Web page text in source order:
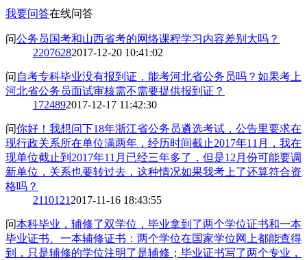
我要问答在线问答
问公务员国考和山西省考的网络课程学习内容差别大吗？
22076282017-12-20 10:41:02
问 自考专科毕业没有报到证，能考河北省公务员吗？如果考上
河北省公务员面试审核需不需要提供报到证？
1 724892017-12-17 11:42:30
问你好！我想问下18年浙江省公务员遴选考试，公告里要求在
现行政关系所在单位满两年，经历时间截止2017年11月，我在
现单位截止到2017年11月已经三年多了，但是12月份可能要调
新单位，关系也要转过去，这种情况如果我考上了还算符合资
格吗？
2110121 2017-11-16 18:43:55
问本科毕业，辅修了双学位，毕业拿到了两个学位证书和一本
毕业证书、一本辅修证书：两个学位在国家学位网上都能查得
到，只是辅修的学位注明了是辅修；毕业证书写了两个专业，